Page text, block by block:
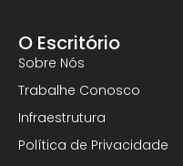
O Escritório
Sobre Nós
Trabalhe Conosco
Infraestrutura
Política de Privacidade